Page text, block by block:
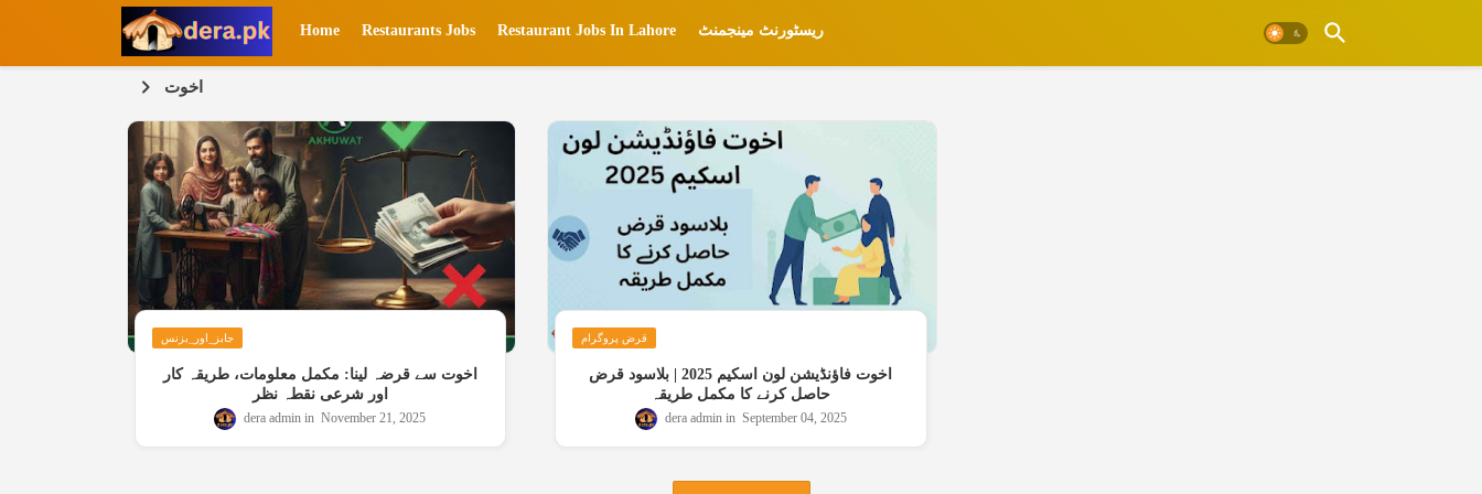
Home Restaurants Jobs Restaurant Jobs In Lahore ریسٹورنٹ مینجمنٹ
اخوت
جابز_اور_بزنس
اخوت سے قرضہ لینا: مکمل معلومات، طریقہ کار
اور شرعی نقطہ نظر
dera admin November 21, 2025
قرض پروگرام
اخوت فاؤنڈیشن لون اسکیم 2025 | بلاسود قرض
حاصل کرنے کا مکمل طریقہ
dera admin September 04, 2025